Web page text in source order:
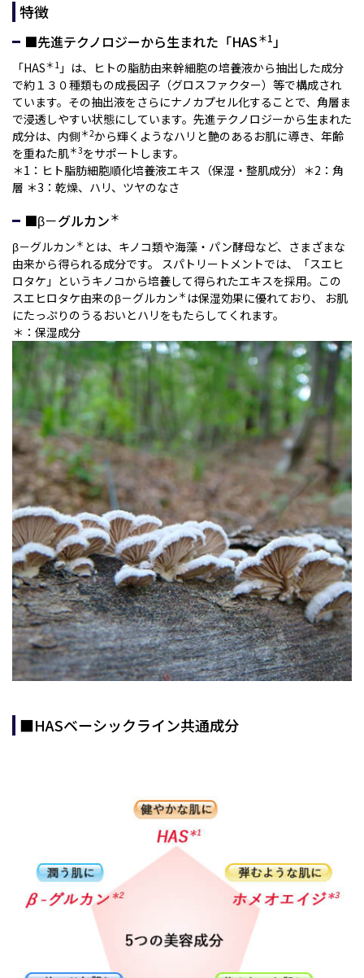
特徴
■先進テクノロジーから生まれた「HAS＊1」
「HAS ＊1 」は、ヒトの脂肪由来幹細胞の培養液から抽出した成分
で約１３０種類もの成長因子（グロスファクター）等で構成され
ています。その抽出液をさらにナノカプセル化することで、角層ま
で浸透しやすい状態にしています。先進テクノロジーから生まれた
成分は、内側 ＊2から輝くようなハリと艶のあるお肌に導き、年齢
を重ねた肌＊3をサポートします。
＊1：ヒト脂肪細胞順化培養液エキス（保湿・整肌成分）＊2：角
層 ＊3：乾燥、ハリ、ツヤのなさ
■β－グルカン＊
β－グルカン ＊ とは、キノコ類や海藻・パン酵母など、さまざまな
由来から得られる成分です。 スパトリートメントでは、「スエヒ
ロタケ」というキノコから培養して得られたエキスを採用。この
スエヒロタケ由来のβ－グルカン ＊ は保湿効果に優れており、 お肌
にたっぷりのうるおいとハリをもたらしてくれます。
＊：保湿成分
■HASベーシックライン共通成分